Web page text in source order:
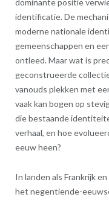
dominante positie
identificatie. De
moderne nationale
gemeenschappen en
ontleed. Maar wat is
geconstrueerde
vanouds plekken met
vaak kan bogen op
die bestaande
verhaal, en hoe
eeuw heen?
In landen als Frankrijk
het negentiende-